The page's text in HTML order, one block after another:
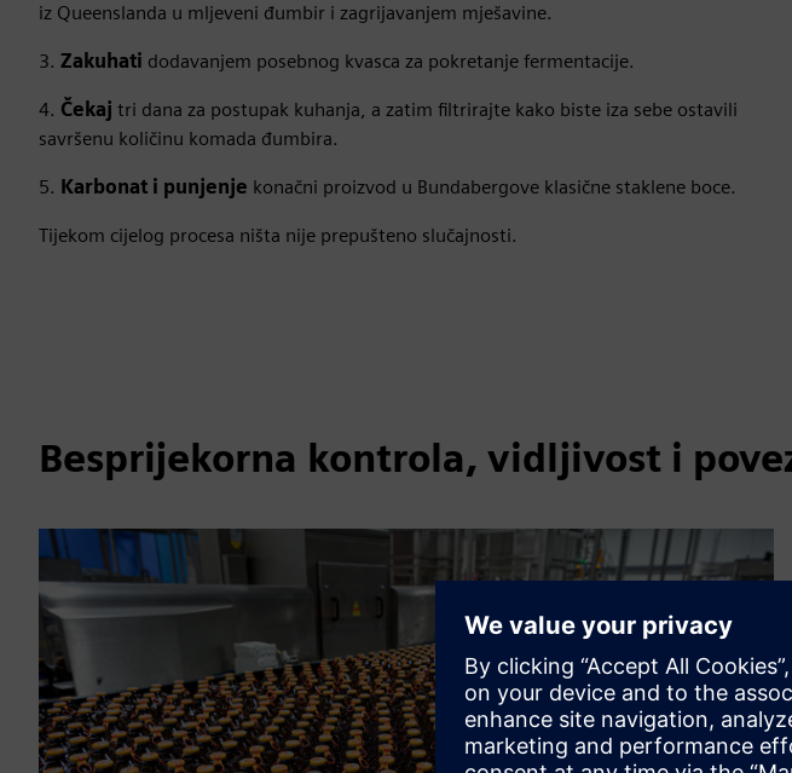
iz Queenslanda u mljeveni đumbir i zagrijavanjem mješavine.
3. Zakuhati dodavanjem posebnog kvasca za pokretanje fermentacije.
4. Čekaj tri dana za postupak kuhanja, a zatim filtrirajte kako biste iza sebe ostavili
savršenu količinu komada đumbira.
5. Karbonat i punjenje konačni proizvod u Bundabergove klasične staklene boce.
Tijekom cijelog procesa ništa nije prepušteno slučajnosti.
Besprijekorna kontrola, vidljivost i